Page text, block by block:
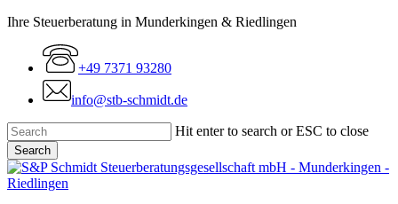
Skip
content
Ihre Steuerberatung in Munderkingen & Riedlingen
+49 7371 93280
info@stb-schmidt.de
Hit enter to search or ESC to close
Search
Close
Search